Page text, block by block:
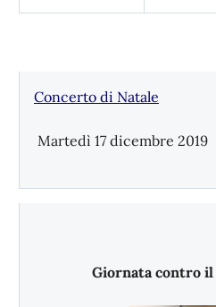
Concerto di Natale
Martedì 17 dicembre 2019
Giornata contro